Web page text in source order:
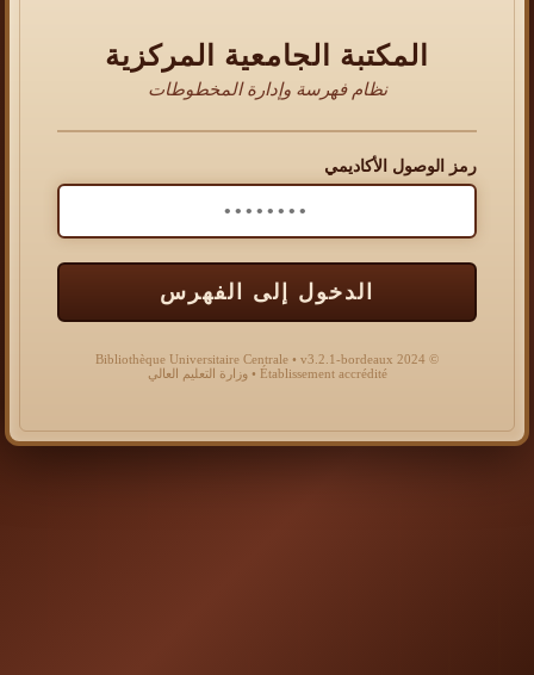
المكتبة الجامعية المركزية
نظام فهرسة وإدارة المخطوطات
رمز الوصول الأكاديمي
الدخول إلى الفهرس
© 2024 Bibliothèque Universitaire Centrale • v3.2.1-bordeaux
Établissement accrédité • وزارة التعليم العالي